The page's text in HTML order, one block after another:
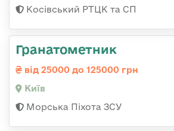
Косівський РТЦК та СП
Гранатометник
від 25000 до 125000 грн
Київ
Морська Піхота ЗСУ